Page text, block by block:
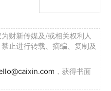
财新传媒及/或相关权利人
止进行转载、摘编、复制及
，获得书面